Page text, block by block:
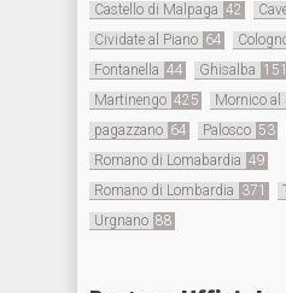
Castello di Malpaga 42
Cividate al Piano 64
Fontanella 44 Ghisalba 151
Martinengo 425 Mornico al
pagazzano 64 Palosco 53
Romano di Lomabardia 49
Romano di Lombardia 371
Urgnano 88